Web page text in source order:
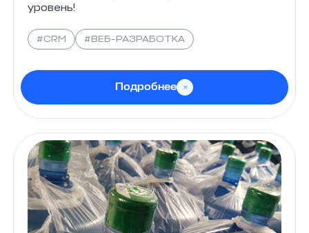
уровень!
#CRM #ВЕБ-РАЗРАБОТКА
Подробнее